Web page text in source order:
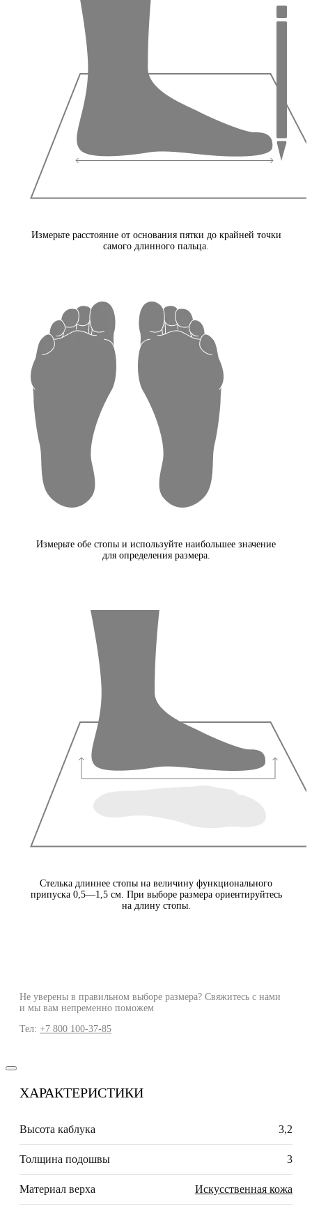
Измерьте расстояние от основания пятки до крайней точки
самого длинного пальца.
Измерьте обе стопы и используйте наибольшее значение
для определения размера.
Стелька длиннее стопы на величину функционального
припуска 0,5—1,5 см. При выборе размера ориентируйтесь
на длину стопы.
Не уверены в правильном выборе размера? Свяжитесь с нами
и мы вам непременно поможем
Тел: +7 800 100-37-85
ХАРАКТЕРИСТИКИ
Высота каблука 3,2
Толщина подошвы 3
Материал верха Искусственная кожа